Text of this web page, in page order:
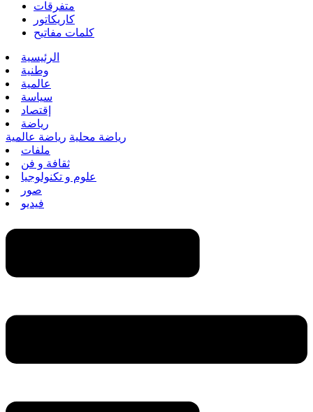
متفرقات
كاريكاتور
كلمات مفاتيح
الرئيسية
وطنية
عالمية
سياسة
إقتصاد
رياضة
رياضة محلية رياضة عالمية
ملفات
ثقافة و فن
علوم و تكنولوجيا
صور
فيديو